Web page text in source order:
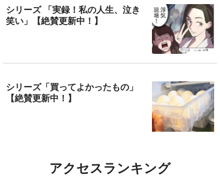
シリーズ 「実録！私の人生、泣き
笑い」【絶賛更新中！】
シリーズ「買ってよかったもの」
【絶賛更新中！】
アクセスランキング